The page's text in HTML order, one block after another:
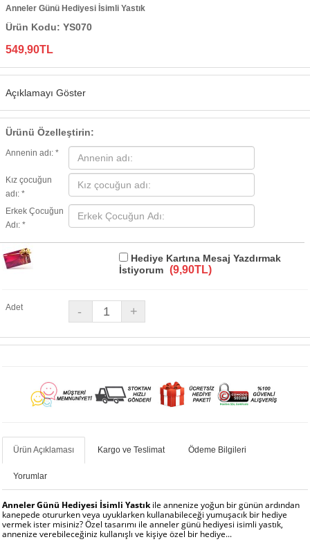
Anneler Günü Hediyesi İsimli Yastık
Ürün Kodu: YS070
549,90TL
Açıklamayı Göster
Ürünü Özelleştirin:
Annenin adı: *
Kız çocuğun
adı: *
Erkek Çocuğun
Adı: *
Hediye Kartına Mesaj Yazdırmak
İstiyorum (9,90TL)
Adet
Ürün Açıklaması Kargo ve Teslimat Ödeme Bilgileri
Yorumlar
Anneler Günü Hediyesi İsimli Yastıkile annenize yoğun bir günün ardından
kanepede otururken veya uyuklarken kullanabileceği yumuşacık bir hediye
vermek ister misiniz? Özel tasarımı ile anneler günü hediyesi isimli yastık,
annenize verebileceğiniz kullanışlı ve kişiye özel bir hediye...